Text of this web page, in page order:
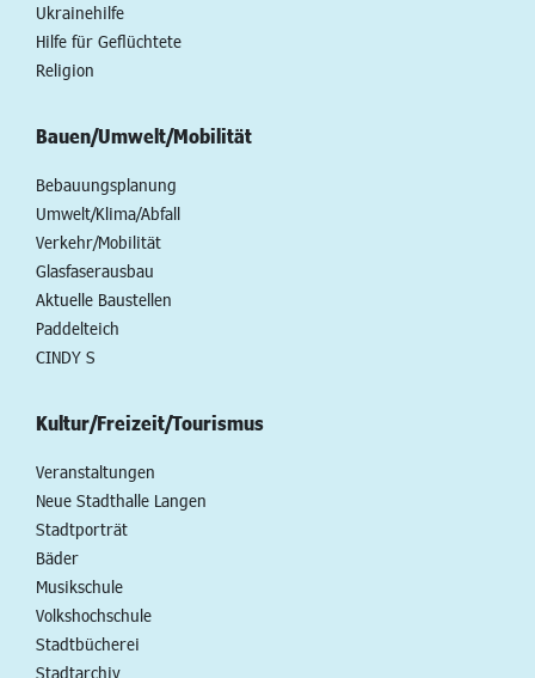
Ukrainehilfe
Hilfe für Geflüchtete
Religion
Bauen/Umwelt/Mobilität
Bebauungsplanung
Umwelt/Klima/Abfall
Verkehr/Mobilität
Glasfaserausbau
Aktuelle Baustellen
Paddelteich
CINDY S
Kultur/Freizeit/Tourismus
Veranstaltungen
Neue Stadthalle Langen
Stadtporträt
Bäder
Musikschule
Volkshochschule
Stadtbücherei
Stadtarchiv